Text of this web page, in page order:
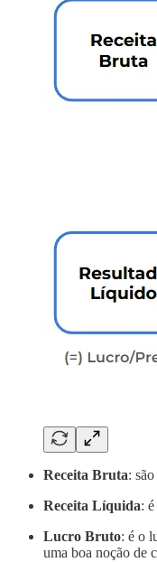
Receita Bruta:
Receita Líquida:
Lucro Bruto: é o
uma boa noção de